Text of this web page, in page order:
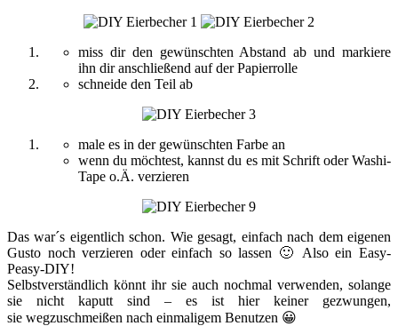
miss dir den gewünschten Abstand ab und markiere
ihn dir anschließend auf der Papierrolle
schneide den Teil ab
male es in der gewünschten Farbe an
wenn du möchtest, kannst du es mit Schrift oder Washi-
Tape o.Ä. verzieren
Das war´s eigentlich schon. Wie gesagt, einfach nach dem eigenen
Gusto noch verzieren oder einfach so lassen 🙂 Also ein Easy-
Peasy-DIY!
Selbstverständlich könnt ihr sie auch nochmal verwenden, solange
sie nicht kaputt sind – es ist hier keiner gezwungen,
sie wegzuschmeißen nach einmaligem Benutzen 😀